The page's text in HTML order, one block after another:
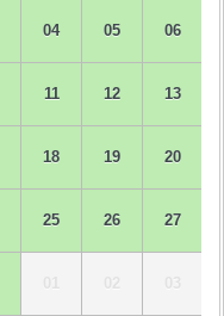
04 05 06
11 12 13
18 19 20
25 26 27
01 02 03